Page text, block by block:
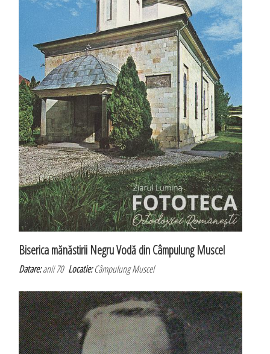
Biserica mănăstirii Negru Vodă din Câmpulung Muscel
Datare:anii 70Locatie:Câmpulung Muscel